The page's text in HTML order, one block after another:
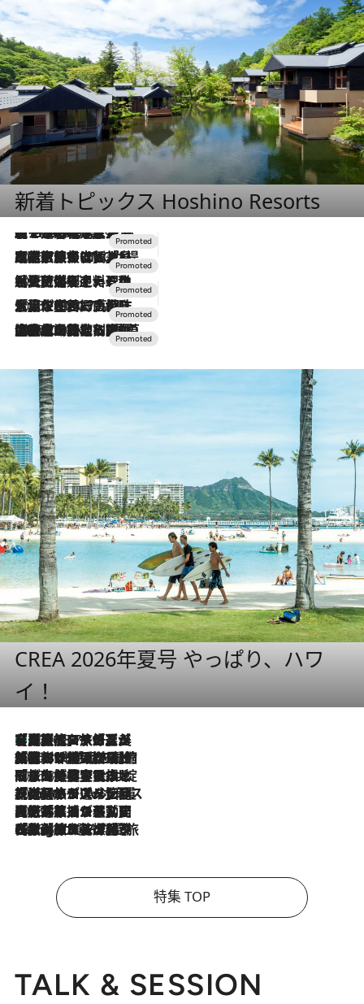
新着トピックス Hoshino Resorts
2026.8.7
【トンボの足水浴】ヒノキの香りに包まれて涼感マックス！約13℃の湧水かけ流しを避暑地「星野温泉 トンボの湯」で体験
2026.7.31
【ホテル帰省】という選択肢をOMOが提案。家族とほどよい距離を保つには「昼は実家、夜は気兼ねなくホテルで！」
2026.7.24
【夏限定ディナーコース】旬を迎える稚鮎や花ズッキーニなどをイタリア・トスカーナの郷土料理の手法で満喫！
2026.7.17
「土佐和ハーブかき氷」がOMO7高知に登場！生姜、山椒、大葉など目にも舌にも涼を呼ぶ郷土の味
2026.7.10
NEW OPEN！【界 草津】名湯の地に誕生。趣の異なる2種の温泉と上州ならではの会席・蕎麦割烹など美食を味わう究極の癒やし旅
CREA 2026年夏号 やっぱり、ハワ
イ！
2026.8.7
【厳選旅コスメ】「多機能アイテムがメイン！」旅好き美容エディターが選んだ夏旅ベストコスメを発表【Mサイズジップ】
2026.8.6
「荷物が増えるほど旅ストレスは増す」美容ジャーナリストがたどり着いた最終結論。“化粧品を劇的に減らす”感動の凝縮美容とは
2026.8.6
「旅先には金髪ウィッグを持参」日本と同じメイクでは損してる!? 美容ジャーナリストが提案する“掟破りの旅美容”とは
2026.8.6
【厳選旅コスメ】「身軽さ＆UV対策重視！」ヘアアーティストshucoが選んだ夏旅ベストコスメを発表【Mサイズジップ】
2026.8.5
【厳選旅コスメ】国内をあちこち移動する河井菜摘が選んだ夏旅ベストコスメ発表！「リラックスアイテムはマスト」【Mサイズジップ】
2026.8.4
【厳選旅コスメ】「紫外線＆乾燥対策しながらメイク感も！」ヘア＆メイクGeorgeが選んだ夏旅ベストコスメを発表！【Mサイズジップ】
特集 TOP
TALK & SESSION